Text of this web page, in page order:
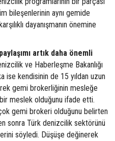
bileşenlerinin aynı gemide
dayanışmanın önemine
artık daha önemli
ve Haberleşme Bakanlığı
ise kendisinin de 15 yıldan uzun
gemi brokerliğinin mesleğe
meslek olduğunu ifade etti.
gemi brokeri olduğunu belirten
sonra Türk denizcilik sektörünü
söyledi. Düşüşe değinerek